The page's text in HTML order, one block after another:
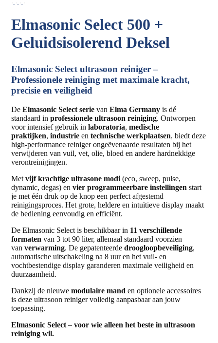
Elmasonic Select 500 +
Geluidsisolerend Deksel
Elmasonic Select ultrasoon reiniger –
Professionele reiniging met maximale kracht,
precisie en veiligheid
De Elmasonic Select serie van Elma Germany is dé
standaard in professionele ultrasoon reiniging. Ontworpen
voor intensief gebruik in laboratoria, medische
praktijken, industrie en technische werkplaatsen, biedt deze
high-performance reiniger ongeëvenaarde resultaten bij het
verwijderen van vuil, vet, olie, bloed en andere hardnekkige
verontreinigingen.
Met vijf krachtige ultrasone modi (eco, sweep, pulse,
dynamic, degas) en vier programmeerbare instellingen start
je met één druk op de knop een perfect afgestemd
reinigingsproces. Het grote, heldere en intuïtieve display maakt
de bediening eenvoudig en efficiënt.
De Elmasonic Select is beschikbaar in 11 verschillende
formaten van 3 tot 90 liter, allemaal standaard voorzien
van verwarming. De gepatenteerde droogloopbeveiliging,
automatische uitschakeling na 8 uur en het vuil- en
vochtbestendige display garanderen maximale veiligheid en
duurzaamheid.
Dankzij de nieuwe modulaire mand en optionele accessoires
is deze ultrasoon reiniger volledig aanpasbaar aan jouw
toepassing.
Elmasonic Select – voor wie alleen het beste in ultrasoon
reiniging wil.